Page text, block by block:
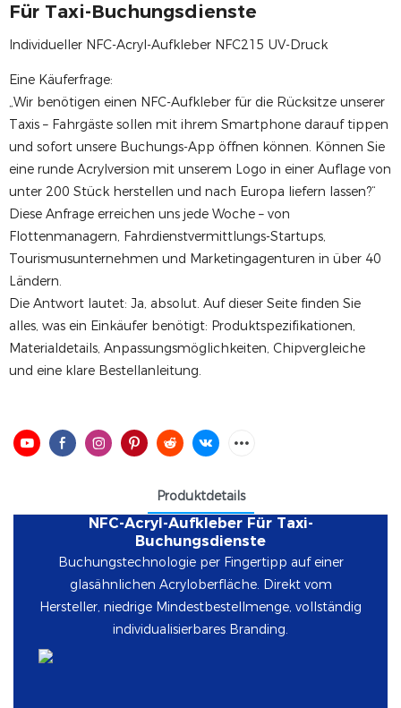
Für Taxi-Buchungsdienste
Individueller NFC-Acryl-Aufkleber NFC215 UV-Druck
Eine Käuferfrage:
„Wir benötigen einen NFC-Aufkleber für die Rücksitze unserer
Taxis – Fahrgäste sollen mit ihrem Smartphone darauf tippen
und sofort unsere Buchungs-App öffnen können. Können Sie
eine runde Acrylversion mit unserem Logo in einer Auflage von
unter 200 Stück herstellen und nach Europa liefern lassen?“
Diese Anfrage erreichen uns jede Woche – von
Flottenmanagern, Fahrdienstvermittlungs-Startups,
Tourismusunternehmen und Marketingagenturen in über 40
Ländern.
Die Antwort lautet: Ja, absolut. Auf dieser Seite finden Sie
alles, was ein Einkäufer benötigt: Produktspezifikationen,
Materialdetails, Anpassungsmöglichkeiten, Chipvergleiche
und eine klare Bestellanleitung.
Produktdetails
NFC-Acryl-Aufkleber Für Taxi-
Buchungsdienste
Buchungstechnologie per Fingertipp auf einer
glasähnlichen Acryloberfläche. Direkt vom
Hersteller, niedrige Mindestbestellmenge, vollständig
individualisierbares Branding.